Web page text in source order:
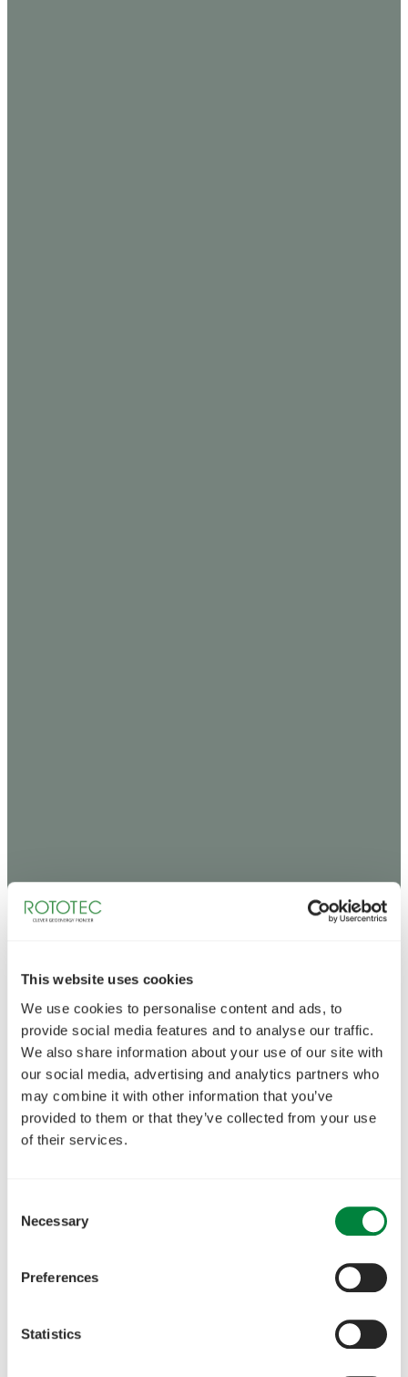
This website uses cookies
We use cookies to personalise content and ads, to
provide social media features and to analyse our traffic.
We also share information about your use of our site with
our social media, advertising and analytics partners who
may combine it with other information that you’ve
provided to them or that they’ve collected from your use
of their services.
Selection
Necessary
Preferences
Statistics